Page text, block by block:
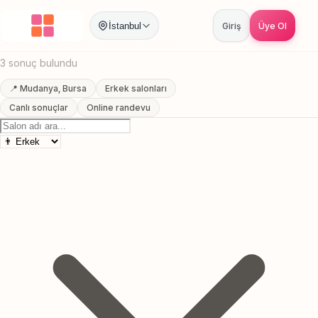
İstanbul Giriş Üye Ol
Anasayfa / Bursa Mudanya Erkek Berberi
Mudanya, Bursa Erkek Berberi
3 sonuç bulundu
📍 Mudanya, Bursa
Erkek salonları
Canlı sonuçlar
Online randevu